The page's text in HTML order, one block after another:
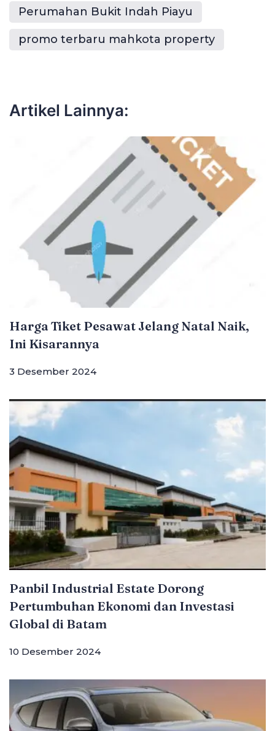
Perumahan Bukit Indah Piayu
promo terbaru mahkota property
Artikel Lainnya:
Harga Tiket Pesawat Jelang Natal Naik,
Ini Kisarannya
3 Desember 2024
Panbil Industrial Estate Dorong
Pertumbuhan Ekonomi dan Investasi
Global di Batam
10 Desember 2024